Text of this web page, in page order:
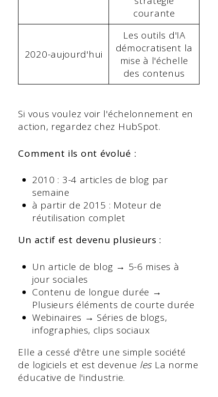
courante
2020-aujourd'hui
Les outils d'IA
démocratisent la
mise à l'échelle
des contenus
Si vous voulez voir l'échelonnement en
action, regardez chez HubSpot.
Comment ils ont évolué :
2010 : 3-4 articles de blog par
semaine
à partir de 2015 : Moteur de
réutilisation complet
Un actif est devenu plusieurs :
Un article de blog → 5-6 mises à
jour sociales
Contenu de longue durée →
Plusieurs éléments de courte durée
Webinaires → Séries de blogs,
infographies, clips sociaux
Elle a cessé d'être une simple société
de logiciels et est devenue les La norme
éducative de l'industrie.